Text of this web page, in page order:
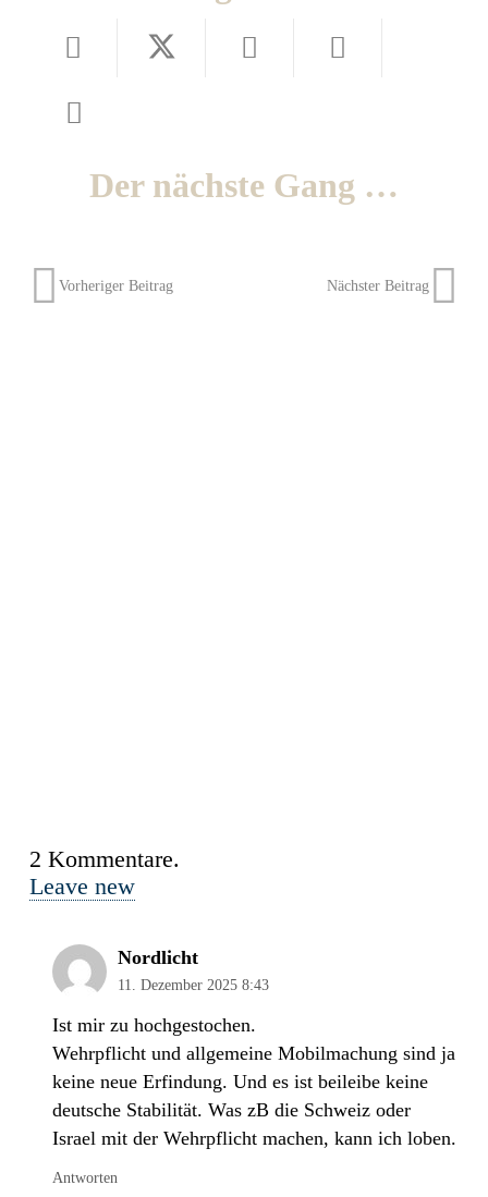
Der nächste Gang …
Vorheriger Beitrag Nächster Beitrag
2 Kommentare.
Leave new
Nordlicht
11. Dezember 2025 8:43
Ist mir zu hochgestochen.
Wehrpflicht und allgemeine Mobilmachung sind ja
keine neue Erfindung. Und es ist beileibe keine
deutsche Stabilität. Was zB die Schweiz oder
Israel mit der Wehrpflicht machen, kann ich loben.
Antworten